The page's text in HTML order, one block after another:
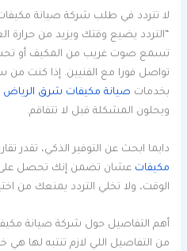
لا تتردد في طلب شركة صيانة مكيفات
“التردد يضيع وقتك ويزيد من حرارة
تسمع صوت غريب من المكيف أو تحس
تواصل فورا مع الفنيين. إذا كنت
بخدمات صيانة مكيفات شرق الرياض
ويحلون المشكلة قبل لا تتفاقم.
دايما ابحث عن التوفير الذكي، تقدر
مكيفات عشان تضمن إنك تحصل على
الوقت، ولا تخلي التردد يمنعك من
أهم التفاصيل حول شركة صيانة
من التفاصيل اللي لازم تنتبه لها هي